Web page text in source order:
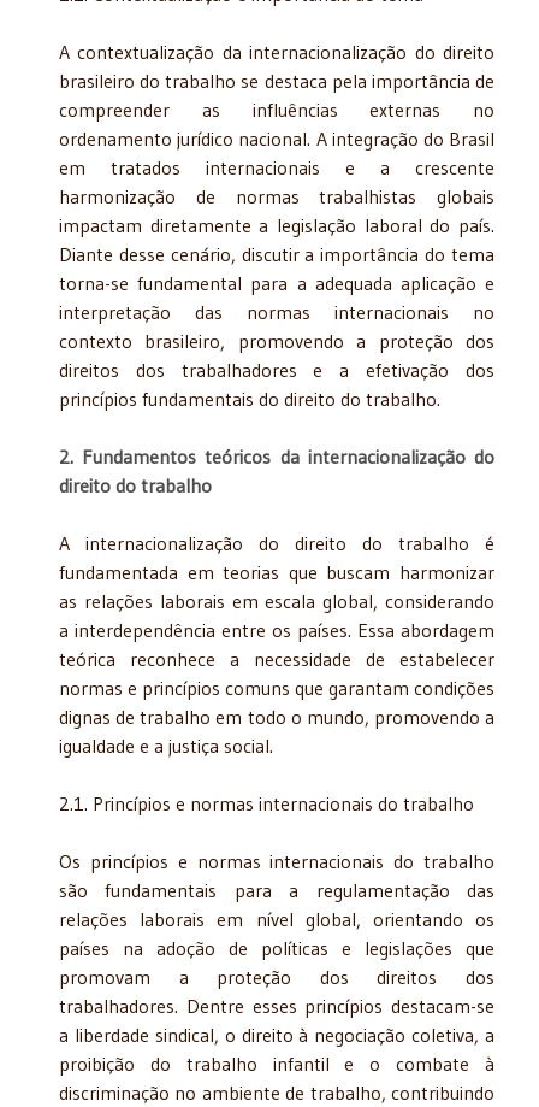
A contextualização da internacionalização do direito
brasileiro do trabalho se destaca pela importância de
compreender as influências externas no
ordenamento jurídico nacional. A integração do Brasil
em tratados internacionais e a crescente
harmonização de normas trabalhistas globais
impactam diretamente a legislação laboral do país.
Diante desse cenário, discutir a importância do tema
torna-se fundamental para a adequada aplicação e
interpretação das normas internacionais no
contexto brasileiro, promovendo a proteção dos
direitos dos trabalhadores e a efetivação dos
princípios fundamentais do direito do trabalho.
2. Fundamentos teóricos da internacionalização do
direito do trabalho
A internacionalização do direito do trabalho é
fundamentada em teorias que buscam harmonizar
as relações laborais em escala global, considerando
a interdependência entre os países. Essa abordagem
teórica reconhece a necessidade de estabelecer
normas e princípios comuns que garantam condições
dignas de trabalho em todo o mundo, promovendo a
igualdade e a justiça social.
2.1. Princípios e normas internacionais do trabalho
Os princípios e normas internacionais do trabalho
são fundamentais para a regulamentação das
relações laborais em nível global, orientando os
países na adoção de políticas e legislações que
promovam a proteção dos direitos dos
trabalhadores. Dentre esses princípios destacam-se
a liberdade sindical, o direito à negociação coletiva, a
proibição do trabalho infantil e o combate à
discriminação no ambiente de trabalho, contribuindo